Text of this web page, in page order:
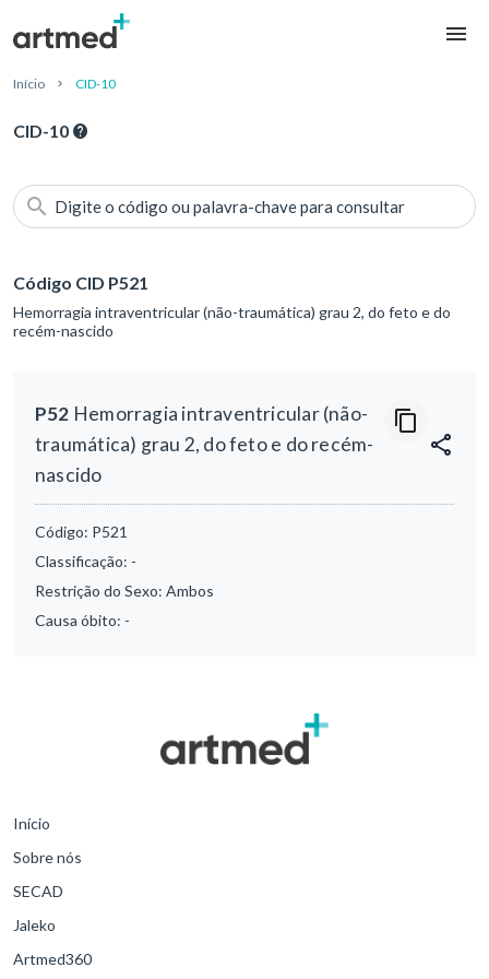
Início CID-10
CID-10
Digite o código ou palavra-chave para consultar
Código CID P521
Hemorragia intraventricular (não-traumática) grau 2, do feto e do
recém-nascido
P52 Hemorragia intraventricular (não-
traumática) grau 2, do feto e do recém-
nascido
Código: P521
Classificação: -
Restrição do Sexo: Ambos
Causa óbito: -
Início
Sobre nós
SECAD
Jaleko
Artmed360